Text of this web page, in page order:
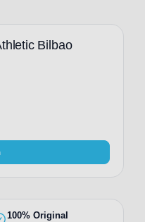
Bilbao
100% Original